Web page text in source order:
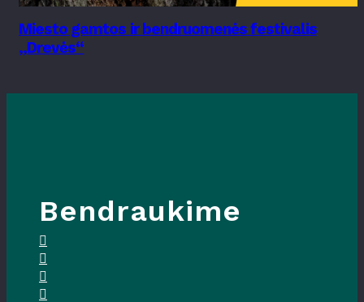
Miesto gamtos ir bendruomenės festivalis
„Drevės“
Bendraukime